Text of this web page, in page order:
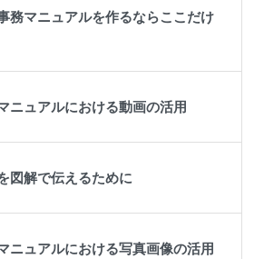
務マニュアルを作るならここだけ
ニュアルにおける動画の活用
図解で伝えるために
ニュアルにおける写真画像の活用